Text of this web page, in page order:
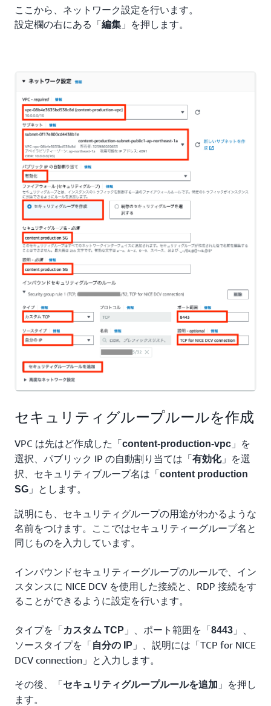
ここから、ネットワーク設定を行います。
設定欄の右にある「編集 」を押します。
セキュリティグループルールを作成
VPC は先はど作成した「content-production-vpc 」を
選択、パブリック IP の自動割り当ては「有効化」を選
択、セキュリティブループ名は「content production
SG 」とします。
説明にも、セキュリティグループの用途がわかるような
名前をつけます。ここではセキュリティーグループ名と
同じものを入力しています。
インバウンドセキュリティーグループのルールで、イン
スタンスに NICE DCV を使用した接続と、RDP 接続をす
ることができるように設定を行います。
タイプを「カスタム TCP 」、ポート範囲を「8443 」、
ソースタイプを「自分の IP 」、説明には「TCP for NICE
DCV connection」と入力します。
その後、「セキュリティグループルールを追加 」を押し
ます。